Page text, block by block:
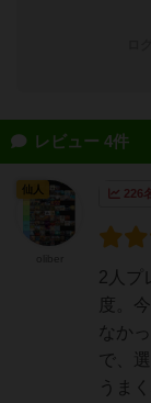
レビュー 4件
226
2人プ
度。
なか
で、
うま
仙人